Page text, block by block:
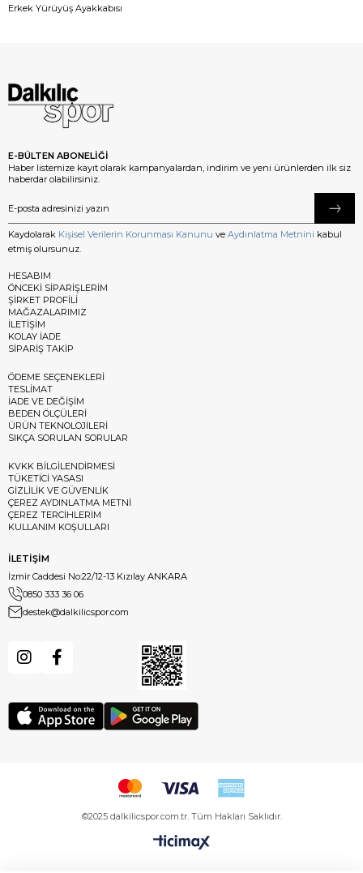
Erkek Yürüyüş Ayakkabısı
E-BÜLTEN ABONELİĞİ
Haber listemize kayıt olarak kampanyalardan, indirim ve yeni ürünlerden ilk siz
haberdar olabilirsiniz.
Kaydolarak Kişisel Verilerin Korunması Kanunu ve Aydınlatma Metnini kabul
etmiş olursunuz.
HESABIM
ÖNCEKİ SİPARİŞLERİM
ŞİRKET PROFİLİ
MAĞAZALARIMIZ
İLETİŞİM
KOLAY İADE
SİPARİŞ TAKİP
ÖDEME SEÇENEKLERİ
TESLİMAT
İADE VE DEĞİŞİM
BEDEN ÖLÇÜLERİ
ÜRÜN TEKNOLOJİLERİ
SIKÇA SORULAN SORULAR
KVKK BİLGİLENDİRMESİ
TÜKETİCİ YASASI
GİZLİLİK VE GÜVENLİK
ÇEREZ AYDINLATMA METNİ
ÇEREZ TERCİHLERİM
KULLANIM KOŞULLARI
İLETİŞİM
İzmir Caddesi No:22/12-13 Kızılay ANKARA
0850 333 36 06
destek@dalkilicspor.com
©2025 dalkilicspor.com.tr. Tüm Hakları Saklıdır.